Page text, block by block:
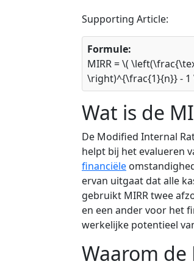
Supporting Article:
Formule:
MIRR = \(
\right)^{\frac{1}{n}} - 1
Wat is de
De Modified Internal
helpt bij het evalueren
financiële
ervan uitgaat dat alle
gebruikt MIRR twee
en een ander voor het
werkelijke potentieel
Waarom de